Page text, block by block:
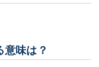
意味は？